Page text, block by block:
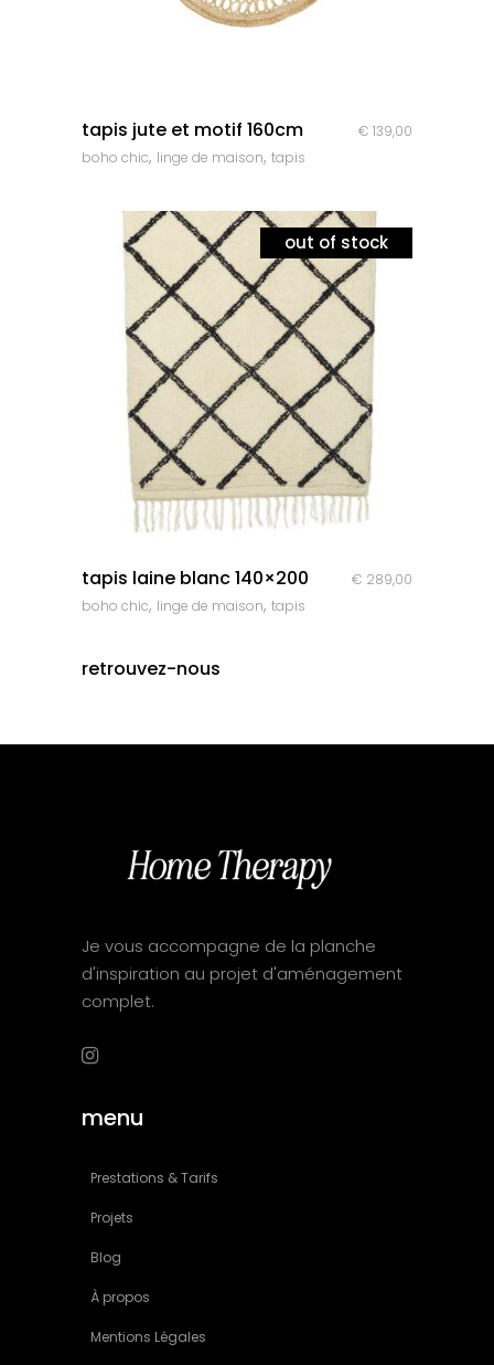
tapis jute et motif 160cm € 139,00
boho chic, linge de maison, tapis
out of stock
tapis laine blanc 140×200 € 289,00
boho chic, linge de maison, tapis
retrouvez-nous
Je vous accompagne de la planche
d'inspiration au projet d'aménagement
complet.
menu
Prestations & Tarifs
Projets
Blog
À propos
Mentions Légales